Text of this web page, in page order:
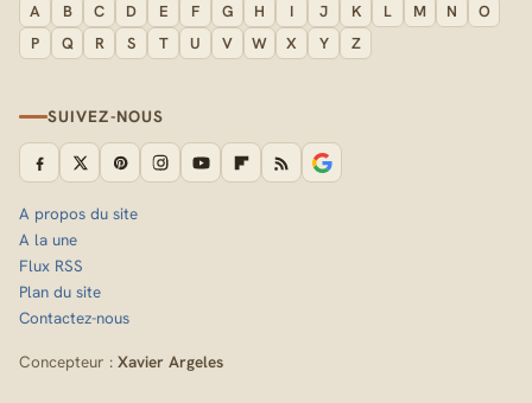
A B C D E F G H I J K L M N
O
P
Q R S T U V W X Y Z
SUIVEZ-NOUS
A propos du site
A la une
Flux RSS
Plan du site
Contactez-nous
Concepteur : Xavier Argeles